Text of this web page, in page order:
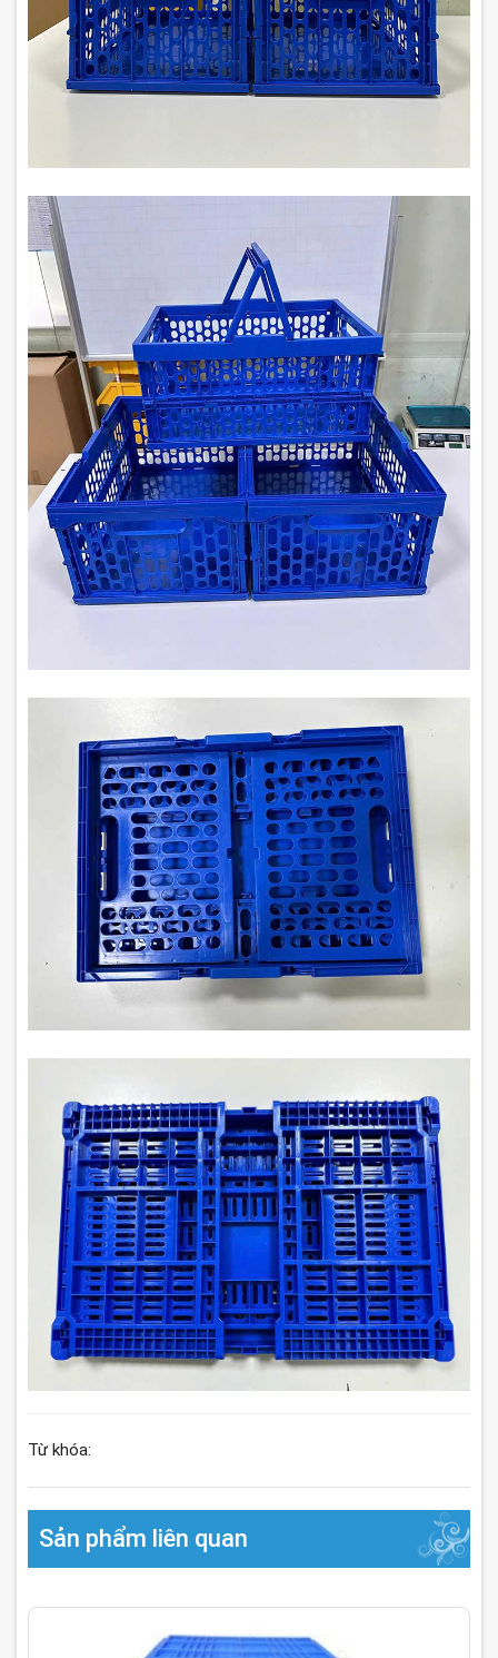
Từ khóa:
Sản phẩm liên quan